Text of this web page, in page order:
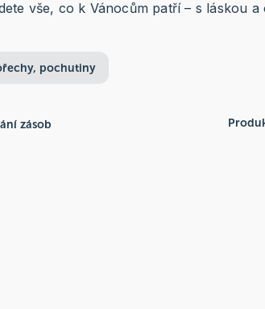
vše, co k Vánocům patří – s láskou a
pochutiny
zásob